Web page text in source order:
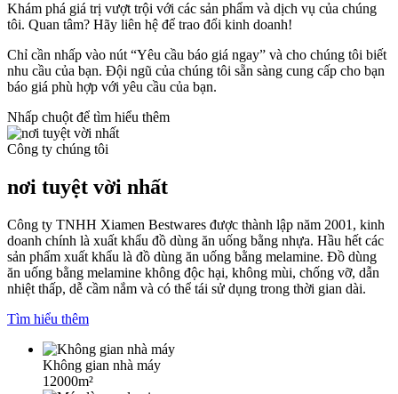
Khám phá giá trị vượt trội với các sản phẩm và dịch vụ của chúng
tôi. Quan tâm? Hãy liên hệ để trao đổi kinh doanh!
Chỉ cần nhấp vào nút “Yêu cầu báo giá ngay” và cho chúng tôi biết
nhu cầu của bạn. Đội ngũ của chúng tôi sẵn sàng cung cấp cho bạn
báo giá phù hợp với yêu cầu của bạn.
Nhấp chuột để tìm hiểu thêm
Công ty chúng tôi
nơi tuyệt vời nhất
Công ty TNHH Xiamen Bestwares được thành lập năm 2001, kinh
doanh chính là xuất khẩu đồ dùng ăn uống bằng nhựa. Hầu hết các
sản phẩm xuất khẩu là đồ dùng ăn uống bằng melamine. Đồ dùng
ăn uống bằng melamine không độc hại, không mùi, chống vỡ, dẫn
nhiệt thấp, dễ cầm nắm và có thể tái sử dụng trong thời gian dài.
Tìm hiểu thêm
Không gian nhà máy
12000m²